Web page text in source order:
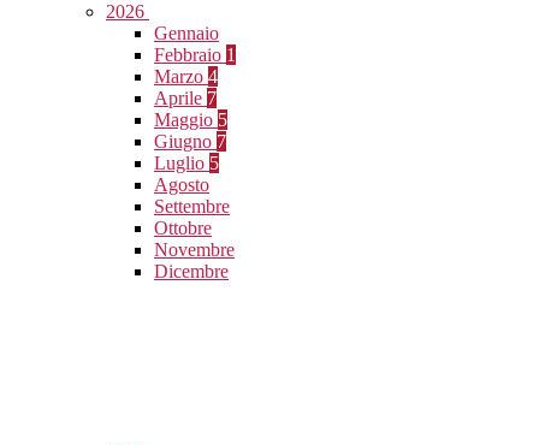
2026
Gennaio
Febbraio 1
Marzo 4
Aprile 7
Maggio 5
Giugno 7
Luglio 5
Agosto
Settembre
Ottobre
Novembre
Dicembre